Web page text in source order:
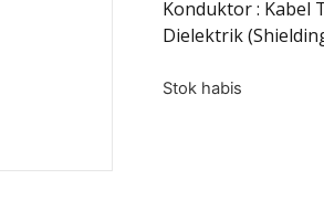
Konduktor : Kabel
Dielektrik
Stok habis